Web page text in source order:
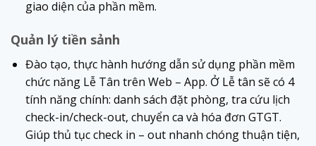
giao diện của phần mềm.
Quản lý tiền sảnh
Đào tạo, thực hành hướng dẫn sử dụng phần mềm
chức năng Lễ Tân trên Web – App. Ở Lễ tân sẽ có 4
tính năng chính: danh sách đặt phòng, tra cứu lịch
check-in/check-out, chuyển ca và hóa đơn GTGT.
Giúp thủ tục check in – out nhanh chóng thuận tiện,